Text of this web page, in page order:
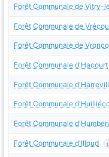
Forêt Communale de Vitry-
Forêt Communale de
Forêt Communale de
Forêt Communale d'Hacourt
Forêt Communale
Forêt Communale
Forêt Communale
Forêt Communale d'Illoud